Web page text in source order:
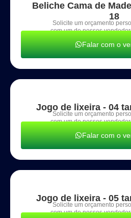
Beliche Cama de
18
Solicite um orçamento
com um de nossos
Falar com o
Jogo de lixeira - 04
Solicite um orçamento
com um de nossos
Falar com o
Jogo de lixeira - 05
Solicite um orçamento
com um de nossos